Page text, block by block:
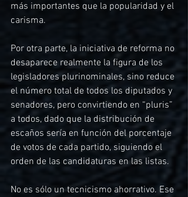
más importantes que la popularidad y el
carisma.
Por otra parte, la iniciativa de reforma no
desaparece realmente la figura de los
legisladores plurinominales, sino reduce
el número total de todos los diputados y
senadores, pero convirtiendo en “pluris”
a todos, dado que la distribución de
escaños sería en función del porcentaje
de votos de cada partido, siguiendo el
orden de las candidaturas en las listas.
No es sólo un tecnicismo ahorrativo. Ese